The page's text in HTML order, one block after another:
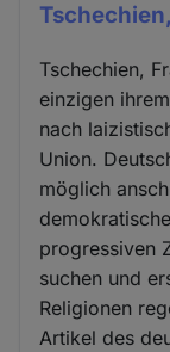
Tschechien,
einzigen
nach
Union.
möglich
progressiven
suchen und
Religionen
Artikel des